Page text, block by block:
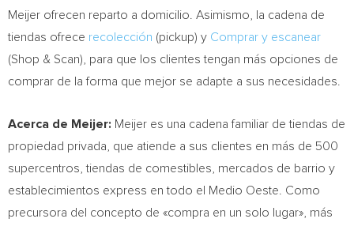
Meijer ofrecen reparto a domicilio. Asimismo, la cadena de
tiendas ofrece recolección (pickup) y Comprar y escanear
(Shop & Scan), para que los clientes tengan más opciones de
comprar de la forma que mejor se adapte a sus necesidades.
Acerca de Meijer: Meijer es una cadena familiar de tiendas de
propiedad privada, que atiende a sus clientes en más de 500
supercentros, tiendas de comestibles, mercados de barrio y
establecimientos express en todo el
Medio Oeste . Como
precursora del concepto de «compra en un solo lugar», más